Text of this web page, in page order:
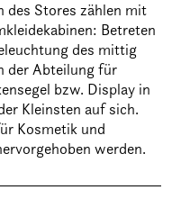
des Stores zählen mit
Betreten
des mittig
der Abteilung für
bzw. Display in
Kleinsten auf sich.
Kosmetik und
werden.